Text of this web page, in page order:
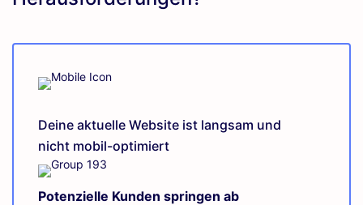
Deine aktuelle Website ist langsam und
nicht mobil-optimiert
Potenzielle Kunden springen ab